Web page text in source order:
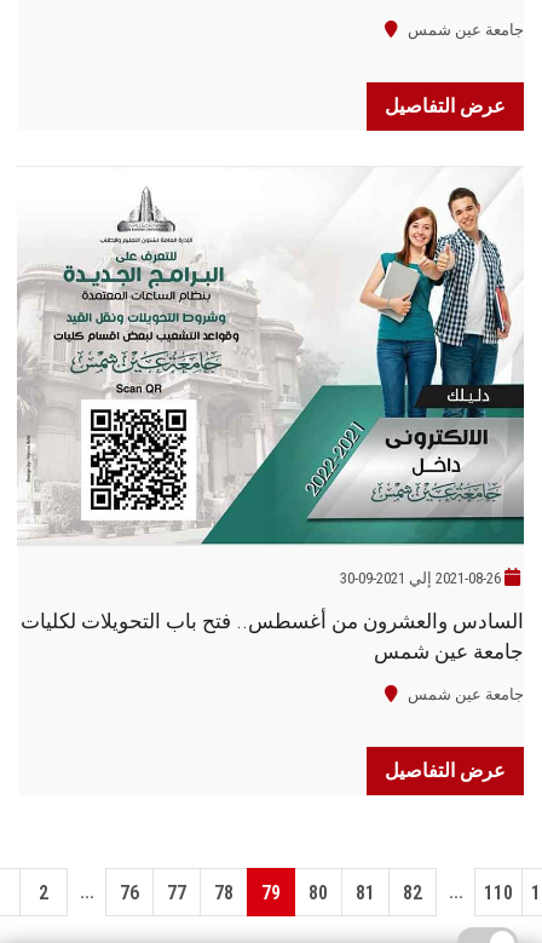
جامعة عين شمس
عرض التفاصيل
2021-08-26 إلي 2021-09-30
السادس والعشرون من أغسطس.. فتح باب التحويلات لكليات
جامعة عين شمس
جامعة عين شمس
عرض التفاصيل
2 ... 76 77 78 79 80 81 82 ... 110